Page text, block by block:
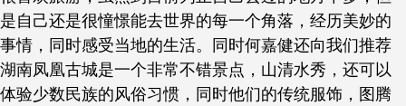
是自己还是很憧憬能去世界的每一个角落，经历美妙的
事情，同时感受当地的生活。同时何嘉健还向我们推荐
湖南凤凰古城是一个非常不错景点，山清水秀，还可以
体验少数民族的风俗习惯，同时他们的传统服饰，图腾